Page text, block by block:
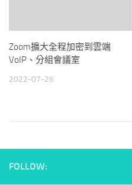
Zoom擴大全程加密到雲端
VoIP、分組會議室
2022-07-26
FOLLOW: